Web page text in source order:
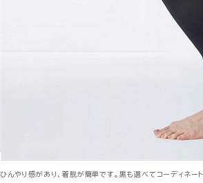
ひんやり感があり、着脱が簡単です。黒も選べてコーディネート